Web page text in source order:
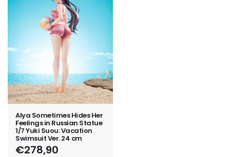
Alya Sometimes Hides Her
Feelings in Russian Statue
1/7 Yuki Suou: Vacation
Swimsuit Ver. 24 cm
Normaler
€278,90